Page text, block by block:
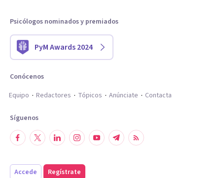
Psicólogos nominados y premiados
PyM Awards 2024
Conócenos
Equipo
Redactores Tópicos Anúnciate Contacta
Síguenos
Accede Regístrate